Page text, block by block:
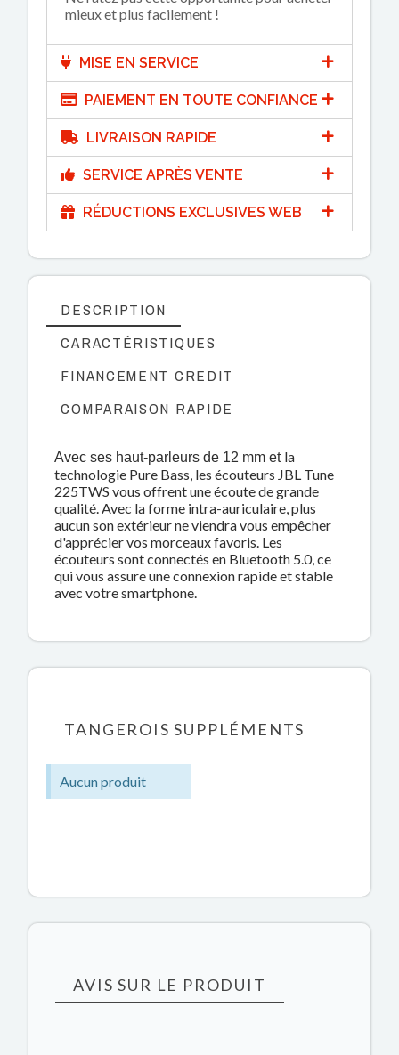
mieux et plus facilement !
MISE EN SERVICE
PAIEMENT EN TOUTE CONFIANCE
LIVRAISON RAPIDE
SERVICE APRÈS VENTE
RÉDUCTIONS EXCLUSIVES WEB
DESCRIPTION
CARACTÉRISTIQUES
FINANCEMENT CREDIT
COMPARAISON RAPIDE
Avec ses haut-parleurs de 12 mm et la
technologie Pure Bass, les écouteurs JBL Tune
225TWS vous offrent une écoute de grande
qualité. Avec laforme intra-auriculaire, plus
aucun son extérieur ne viendra vous empêcher
d'apprécier vos morceaux favoris. Les
écouteurs sontconnectés en Bluetooth 5.0, ce
qui vous assure une connexion rapide et stable
avec votre smartphone.
TANGEROIS SUPPLÉMENTS
Aucun produit
AVIS SUR LE PRODUIT